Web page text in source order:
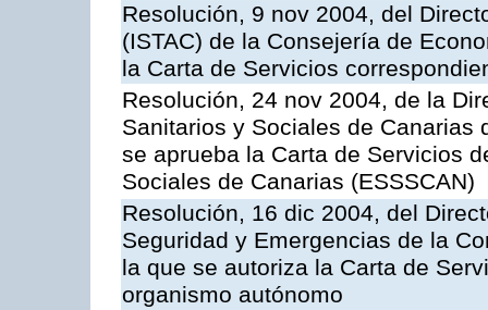
Resolución, 9 nov 2004, del
(ISTAC) de la Consejería de
la Carta de Servicios
Resolución, 24 nov 2004, de la
Sanitarios y Sociales de Canarias
se aprueba la Carta de Servicios
Sociales de Canarias (ESSSCAN)
Resolución, 16 dic 2004, del
Seguridad y Emergencias de la
la que se autoriza la Carta de
organismo autónomo